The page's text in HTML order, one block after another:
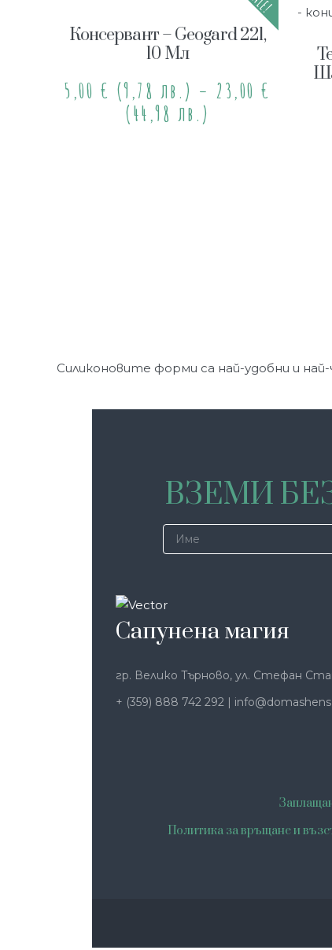
Консервант – Geogard 221,
10 Мл
5,00 € (9,78 лв.) – 23,00 €
(44,98 лв.)
Силиконовите форми са най-удобни и
ВЗЕМИ
Сапунена магия
гр. Велико Търново, ул. Стефан
+ (359) 888 742 292 |
Политика за връщане и